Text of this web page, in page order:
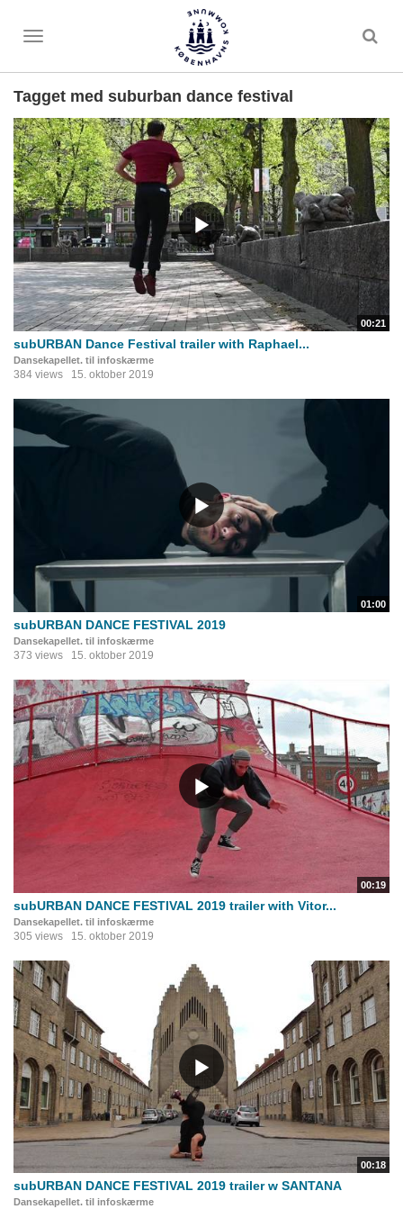
Toggle
Tagget med suburban dance festival
00:21
subURBAN Dance Festival trailer with Raphael...
Dansekapellet. til infoskærme
384 views 15. oktober 2019
01:00
subURBAN DANCE FESTIVAL 2019
Dansekapellet. til infoskærme
373 views 15. oktober 2019
00:19
subURBAN DANCE FESTIVAL 2019 trailer with Vitor...
Dansekapellet. til infoskærme
305 views 15. oktober 2019
00:18
subURBAN DANCE FESTIVAL 2019 trailer w SANTANA
Dansekapellet. til infoskærme